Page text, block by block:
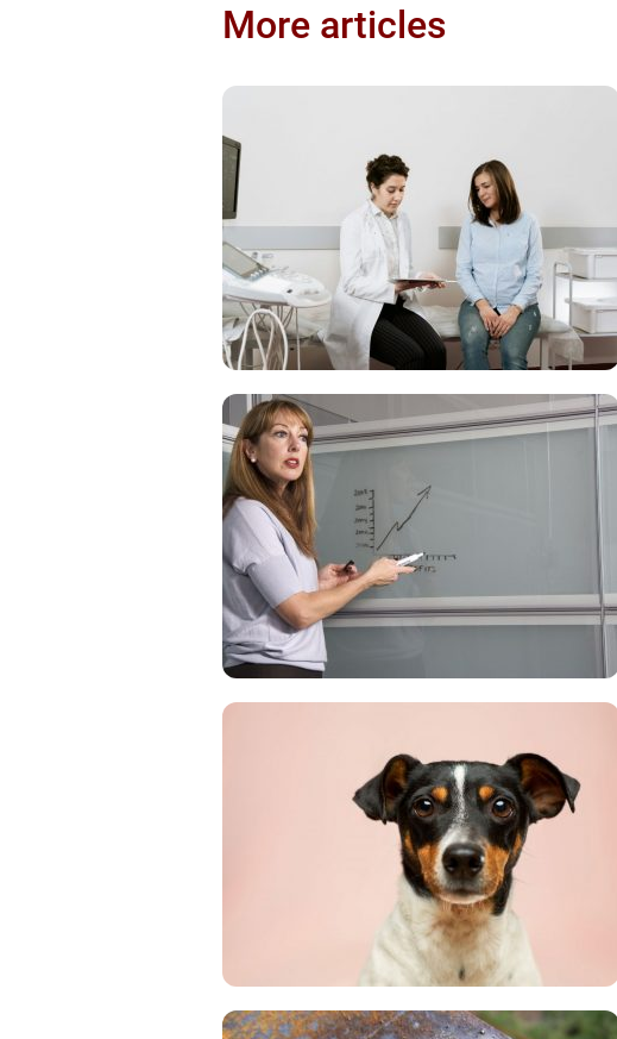
More articles